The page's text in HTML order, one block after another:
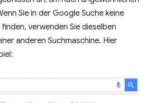
Sie in der Google Suche keine
verwenden Sie dieselben
anderen Suchmaschine. Hier